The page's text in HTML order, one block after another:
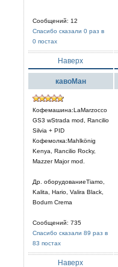
Сообщений: 12
Спасибо сказали 0 раз в
0 постах
Наверх
кавоМан
Кофемашина:LaMarzocco
GS3 wStrada mod, Rancilio
Silvia + PID
Кофемолка:Mahlkönig
Kenya, Rancilio Rocky,
Mazzer Major mod.
Др. оборудованиеTiamo,
Kalita, Hario, Valira Black,
Bodum Crema
Сообщений: 735
Спасибо сказали 89 раз в
83 постах
Наверх